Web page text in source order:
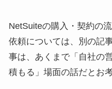
NetSuiteの購入・契約の
依頼については、別の記
事は、あくまで「自社の
積もる」場面の話だとお